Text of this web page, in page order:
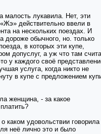
малость лукавила. Нет, эти
действительно ввели в
на нескольких поездах. И
дороже обычного, но. только
в которых эти купе,
допуслуг, а уж что там
у каждого своё
услуга, когда никто не
в купе с предложением
женщина, - за какое
каком удовольствии говорила
неё лично это и было